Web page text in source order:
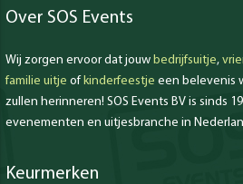
Over SOS Events
Wij zorgen ervoor dat jouw bedrijfsuitje,
familie uitje of kinderfeestje een belevenis
zullen herinneren! SOS Events BV is sinds
evenementen en uitjesbranche in
Keurmerken